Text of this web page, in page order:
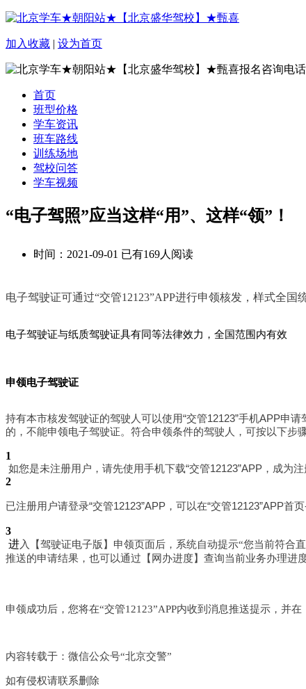
加入收藏 | 设为首页
首页
班型价格
学车资讯
班车路线
训练场地
驾校问答
学车视频
“电子驾照”应当这样“用”、这样“领”！
时间：2021-09-01 已有169人阅读
电子驾驶证可通过“交管12123”APP进行申领核发，样式全国统
电子驾驶证与纸质驾驶证具有同等法律效力，全国范围内有效
申领电子驾驶证
持有本市核发驾驶证的驾驶人可以使用“交管12123”手机APP申
的，不能申领电子驾驶证。符合申领条件的驾驶人，可按以下步
1
如您是未注册用户，请先使用手机下载“交管12123”APP，成为注
2
已注册用户请登录“交管12123”APP，可以在“交管12123”APP
3
进入【驾驶证电子版】申领页面后，系统自动提示“您当前符合
推送的申请结果，也可以通过【网办进度】查询当前业务办理进度
申领成功后，您将在“交管12123”APP内收到消息推送提示，并
内容转载于：微信公众号“北京交警”
如有侵权请联系删除